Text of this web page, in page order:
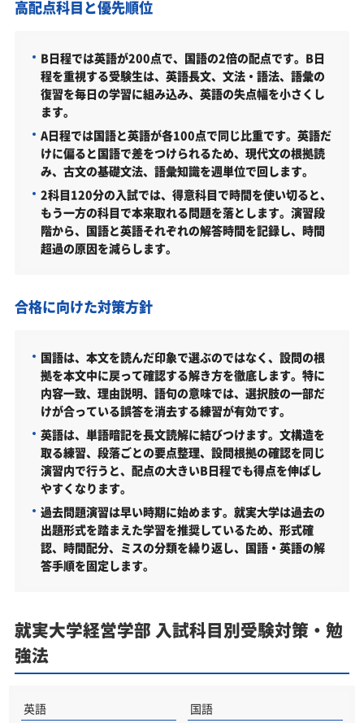
就実大学経営学部の周辺地図
をなくしている受験生へ
受験勉強を始めるのが遅くても就実大学経営学部に
合格できる？
大学受験対策いつから始める？学年・時期別の勉強
のポイント
不登校・高卒認定者・通信制高校の就実大学経営学
部受験も対応可能
浪人生、社会人の方の就実大学経営学部合格に向け
た受験対策も実施
就実大学以外の経営学部・関連学部を偏差値から探
す
就実大学経営学部受験生からのよくある質問
高配点科目と優先順位
B日程では英語が200点で、国語の2倍の配点です。B日
程を重視する受験生は、英語長文、文法・語法、語彙の
復習を毎日の学習に組み込み、英語の失点幅を小さくし
ます。
A日程では国語と英語が各100点で同じ比重です。英語だ
けに偏ると国語で差をつけられるため、現代文の根拠読
み、古文の基礎文法、語彙知識を週単位で回します。
2科目120分の入試では、得意科目で時間を使い切ると、
もう一方の科目で本来取れる問題を落とします。演習段
階から、国語と英語それぞれの解答時間を記録し、時間
超過の原因を減らします。
合格に向けた対策方針
国語は、本文を読んだ印象で選ぶのではなく、設問の根
拠を本文中に戻って確認する解き方を徹底します。特に
内容一致、理由説明、語句の意味では、選択肢の一部だ
けが合っている誤答を消去する練習が有効です。
英語は、単語暗記を長文読解に結びつけます。文構造を
取る練習、段落ごとの要点整理、設問根拠の確認を同じ
演習内で行うと、配点の大きいB日程でも得点を伸ばし
やすくなります。
過去問題演習は早い時期に始めます。就実大学は過去の
出題形式を踏まえた学習を推奨しているため、形式確
認、時間配分、ミスの分類を繰り返し、国語・英語の解
答手順を固定します。
就実大学経営学部 入試科目別受験対策・勉
強法
英語 国語